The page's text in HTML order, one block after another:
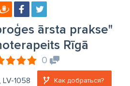
ārsta prakse"
Rīgā
0
LV-1058 Как добраться?